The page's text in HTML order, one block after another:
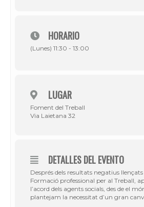
HORARIO
(Lunes) 11:30 - 13:00
LUGAR
Foment del Treball
Via Laietana 32
DETALLES DEL EVENTO
Després dels resultats negatius
Formació professional per al Treball,
l’acord dels agents socials, des de el
plantejam la necessitat d’un gran